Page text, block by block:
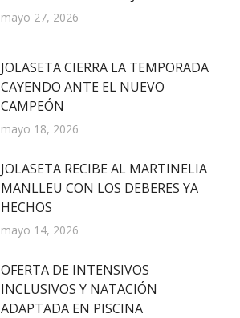
mayo 27, 2026
JOLASETA CIERRA LA TEMPORADA
CAYENDO ANTE EL NUEVO
CAMPEÓN
mayo 18, 2026
JOLASETA RECIBE AL MARTINELIA
MANLLEU CON LOS DEBERES YA
HECHOS
mayo 14, 2026
OFERTA DE INTENSIVOS
INCLUSIVOS Y NATACIÓN
ADAPTADA EN PISCINA